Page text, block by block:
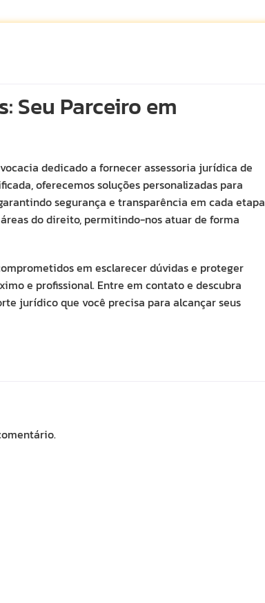
Seu Parceiro em
dedicado a fornecer assessoria jurídica de
oferecemos soluções personalizadas para
segurança e transparência em cada etapa
do direito, permitindo-nos atuar de forma
em esclarecer dúvidas e proteger
e profissional. Entre em contato e descubra
jurídico que você precisa para alcançar seus